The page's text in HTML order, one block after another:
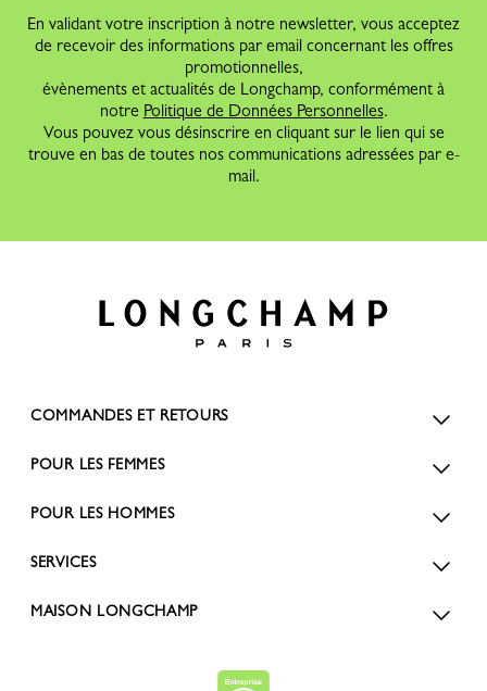
En validant votre inscription à notre newsletter, vous acceptez
de recevoir des informations par email concernant les offres
promotionnelles,
évènements et actualités de Longchamp, conformément à
notre Politique de Données Personnelles.
Vous pouvez vous désinscrire en cliquant sur le lien qui se
trouve en bas de toutes nos communications adressées par e-
mail.
COMMANDES ET RETOURS
POUR LES FEMMES
POUR LES HOMMES
SERVICES
MAISON LONGCHAMP